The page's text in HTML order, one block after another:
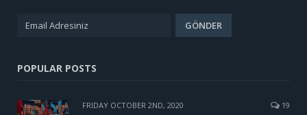
POPULAR POSTS
FRIDAY OCTOBER 2ND, 2020 19